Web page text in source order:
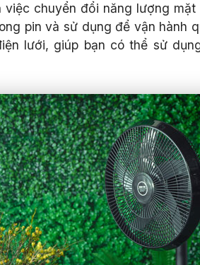
chuyển đổi năng lượng
pin và sử dụng để vận hành
lưới, giúp bạn có thể sử